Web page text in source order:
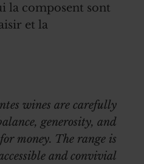
la composent sont
et la
wines are carefully
generosity, and
money. The range is
and convivial